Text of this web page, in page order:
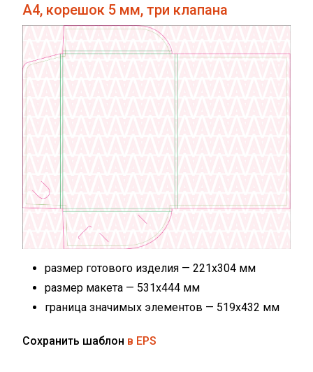
А4, корешок 5 мм, три клапана
размер готового изделия — 221х304 мм
размер макета — 531х444 мм
граница значимых элементов — 519х432 мм
Сохранить шаблон в EPS